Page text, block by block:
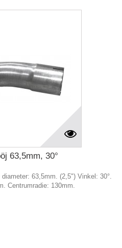
63,5mm, 30°
63,5mm. (2,5") Vinkel: 30°.
Centrumradie: 130mm.